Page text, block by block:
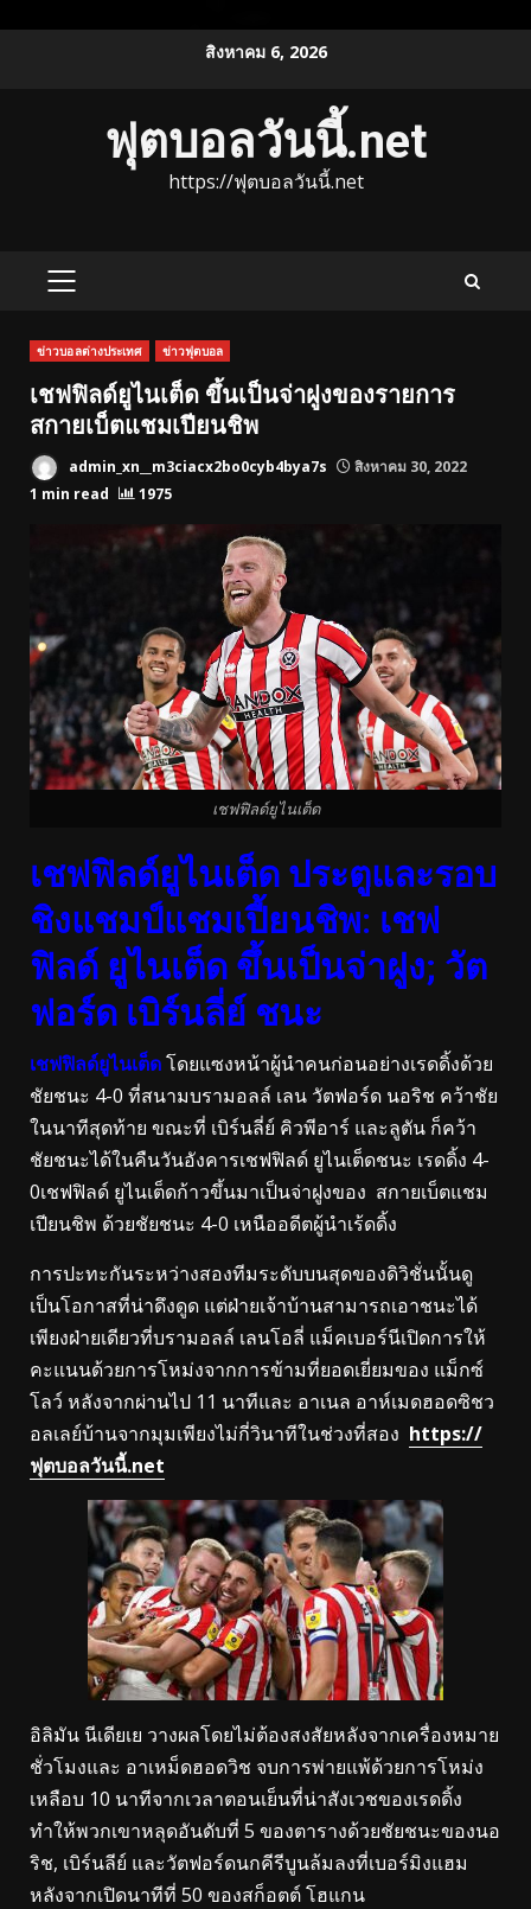
สิงหาคม 6, 2026
ฟุตบอลวันนี้.net
https://ฟุตบอลวันนี้.net
PRIMARY
ข่าวบอลต่างประเทศ ข่าวฟุตบอล
เชฟฟิลด์ยูไนเต็ด ขึ้นเป็นจ่าฝูงของรายการ
สกายเบ็ตแชมเปียนชิพ
admin_xn__m3ciacx2bo0cyb4bya7s
สิงหาคม 30, 2022
1 min read
1975
เชฟฟิลด์ยูไนเต็ด
เชฟฟิลด์ยูไนเต็ด ประตูและรอบ
ชิงแชมป์แชมเปี้ยนชิพ: เชฟ
ฟิลด์ ยูไนเต็ด ขึ้นเป็นจ่าฝูง; วัต
ฟอร์ด เบิร์นลี่ย์ ชนะ
เชฟฟิลด์ยูไนเต็ดโดยแซงหน้าผู้นำคนก่อนอย่างเรดดิ้งด้วย
ชัยชนะ 4-0 ที่สนามบรามอลล์ เลน วัตฟอร์ด นอริช คว้าชัย
ในนาทีสุดท้าย ขณะที่ เบิร์นลี่ย์ คิวพีอาร์ และลูตัน ก็คว้า
ชัยชนะได้ในคืนวันอังคารเชฟฟิลด์ ยูไนเต็ดชนะ เรดดิ้ง 4-
0เชฟฟิลด์ ยูไนเต็ดก้าวขึ้นมาเป็นจ่าฝูงของ สกายเบ็ตแชม
เปียนชิพ ด้วยชัยชนะ 4-0 เหนืออดีตผู้นำเร้ดดิ้ง
การปะทะกันระหว่างสองทีมระดับบนสุดของดิวิชั่นนั้นดู
เป็นโอกาสที่น่าดึงดูด แต่ฝ่ายเจ้าบ้านสามารถเอาชนะได้
เพียงฝ่ายเดียวที่บรามอลล์ เลนโอลี่ แม็คเบอร์นีเปิดการให้
คะแนนด้วยการโหม่งจากการข้ามที่ยอดเยี่ยมของ แม็กซ์
โลว์ หลังจากผ่านไป 11 นาทีและ อาเนล อาห์เมดฮอดซิชว
อลเลย์บ้านจากมุมเพียงไม่กี่วินาทีในช่วงที่สอง https://
ฟุตบอลวันนี้.net
อิลิมัน นีเดียเย วางผลโดยไม่ต้องสงสัยหลังจากเครื่องหมาย
ชั่วโมงและ อาเหม็ดฮอดวิช จบการพ่ายแพ้ด้วยการโหม่ง
เหลือบ 10 นาทีจากเวลาตอนเย็นที่น่าสังเวชของเรดดิ้ง
ทำให้พวกเขาหลุดอันดับที่ 5 ของตารางด้วยชัยชนะของนอ
ริช, เบิร์นลีย์ และวัตฟอร์ดนกคีรีบูนล้มลงที่เบอร์มิงแฮม
หลังจากเปิดนาทีที่ 50 ของสก็อตต์ โฮแกน